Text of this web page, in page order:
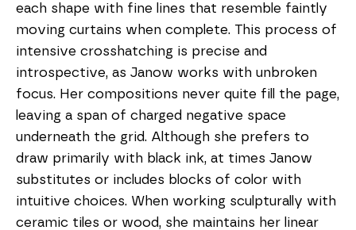
each shape with fine lines that resemble faintly
moving curtains when complete. This process of
intensive crosshatching is precise and
introspective, as Janow works with unbroken
focus. Her compositions never quite fill the page,
leaving a span of charged negative space
underneath the grid. Although she prefers to
draw primarily with black ink, at times Janow
substitutes or includes blocks of color with
intuitive choices. When working sculpturally with
ceramic tiles or wood, she maintains her linear